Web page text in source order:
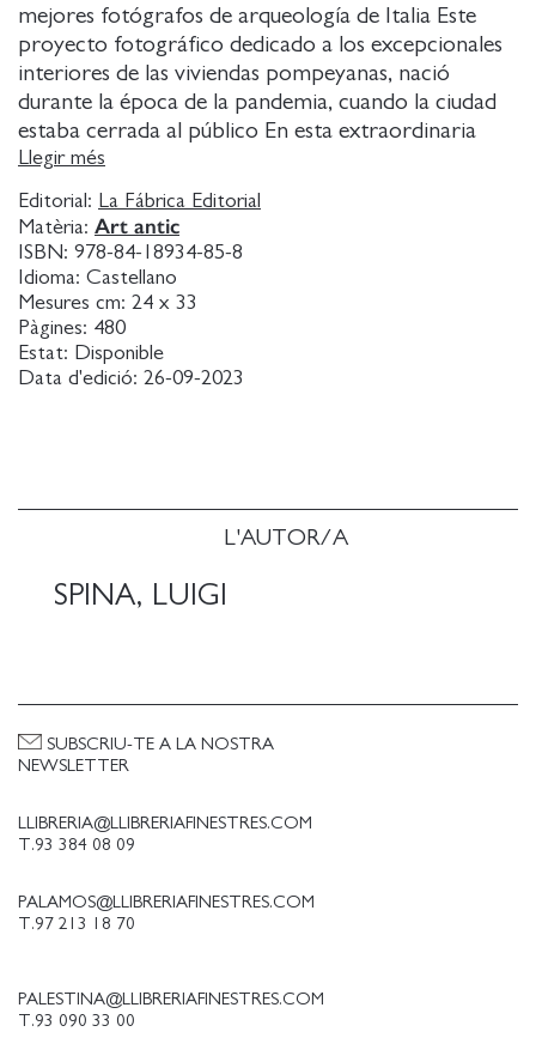
L'AUTOR/A
SPINA, LUIGI
mejores fotógrafos de arqueología de Italia Este
proyecto fotográfico dedicado a los excepcionales
interiores de las viviendas pompeyanas, nació
durante la época de la pandemia, cuando la ciudad
estaba cerrada al público En esta extraordinaria
situación de aislamiento, Luigi Spina vivió en
Pompeya y haciendo uso de la luz natural, capta los
coloridos matices y escenas de la Roma antigua en
cada espacio Una coedición internacional que verá
la luz en seis países a la vez
Llegir més
Editorial: La Fábrica Editorial
Matèria: Art antic
ISBN: 978-84-18934-85-8
Idioma: Castellano
Mesures cm: 24 x 33
Pàgines: 480
Estat: Disponible
Data d'edició: 26-09-2023
LLIBRERIA@LLIBRERIAFINESTRES.COM
T.93 384 08 09
PALAMOS@LLIBRERIAFINESTRES.COM
T.97 213 18 70
PALESTINA@LLIBRERIAFINESTRES.COM
T.93 090 33 00
SUBSCRIU-TE A LA NOSTRA
NEWSLETTER